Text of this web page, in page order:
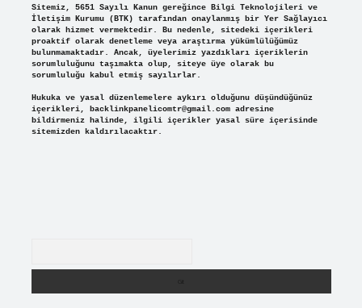
Sitemiz, 5651 Sayılı Kanun gereğince Bilgi Teknolojileri ve
İletişim Kurumu (BTK) tarafından onaylanmış bir Yer Sağlayıcı
olarak hizmet vermektedir. Bu nedenle, sitedeki içerikleri
proaktif olarak denetleme veya araştırma yükümlülüğümüz
bulunmamaktadır. Ancak, üyelerimiz yazdıkları içeriklerin
sorumluluğunu taşımakta olup, siteye üye olarak bu
sorumluluğu kabul etmiş sayılırlar.
Hukuka ve yasal düzenlemelere aykırı olduğunu düşündüğünüz
içerikleri,
backlinkpanelicomtr@gmail.comadresine
bildirmeniz halinde, ilgili içerikler yasal süre içerisinde
sitemizden kaldırılacaktır.